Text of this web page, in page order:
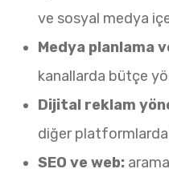
ve sosyal medya
Medya planlama
kanallarda bütçe
Dijital reklam
diğer
SEO ve web: